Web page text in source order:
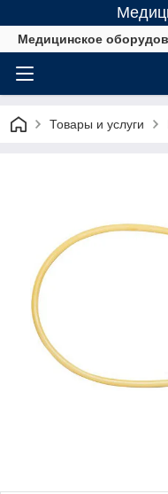
Медицинское
Товары и услуги